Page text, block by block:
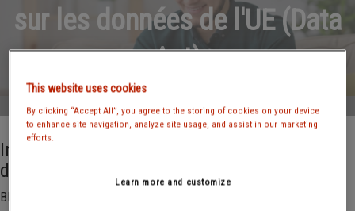
sur les données de l'UE (Data
Act)
Informations relatives à la Loi sur les
données de l'UE (Data Act)
BDR Thermea France est une entreprise qui fabrique et propose des
This website uses cookies
By clicking “Accept All”, you agree to the storing of cookies on your device
to enhance site navigation, analyze site usage, and assist in our marketing
efforts.
Learn more and customize